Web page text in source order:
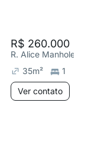
R$ 260.000
R. Alice Manholer
35m² 1
Ver contato